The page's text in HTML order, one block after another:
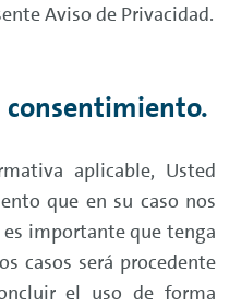
Aviso de Privacidad.
consentimiento.
aplicable, Usted
que en su caso nos
importante que tenga
casos será procedente
el uso de forma